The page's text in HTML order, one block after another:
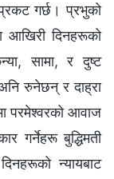
प्रकट गर्छ। प्रभुको
आखिरी दिनहरूको
सामा, र दुष्ट
रुनेछन् र दाह्रा
परमेश्‍वरको आवाज
गर्नेहरू बुद्धिमती
न्यायबाट